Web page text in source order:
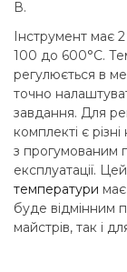
В.
Інструмент має
100 до 600°C.
регулюється в
точно
завдання. Для
комплекті є
з прогумованим
експлуатації. Цей
температури
буде відмінним
майстрів, так і